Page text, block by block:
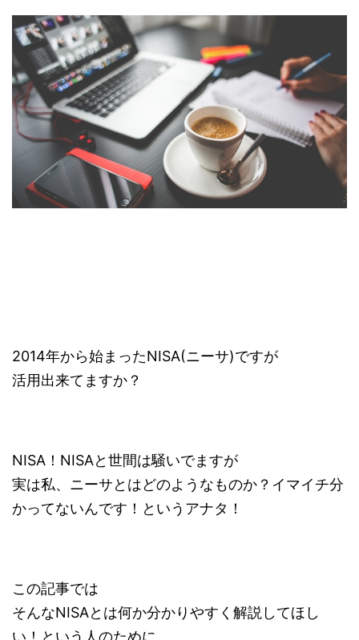
2014年から始まったNISA(ニーサ)ですが
活用出来てますか？
NISA！NISAと世間は騒いでますが
実は私、ニーサとはどのようなものか？イマイチ分
かってないんです！というアナタ！
この記事では
そんなNISAとは何か分かりやすく解説してほし
い！という人のために